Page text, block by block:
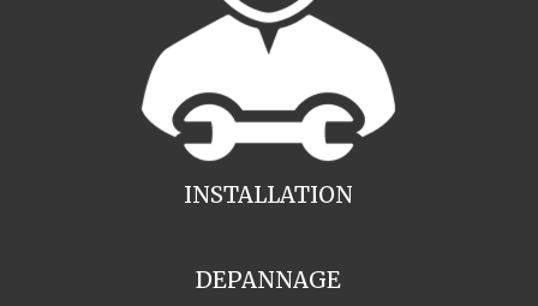
INSTALLATION
DEPANNAGE